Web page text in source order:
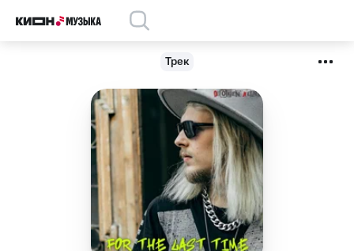
Трек